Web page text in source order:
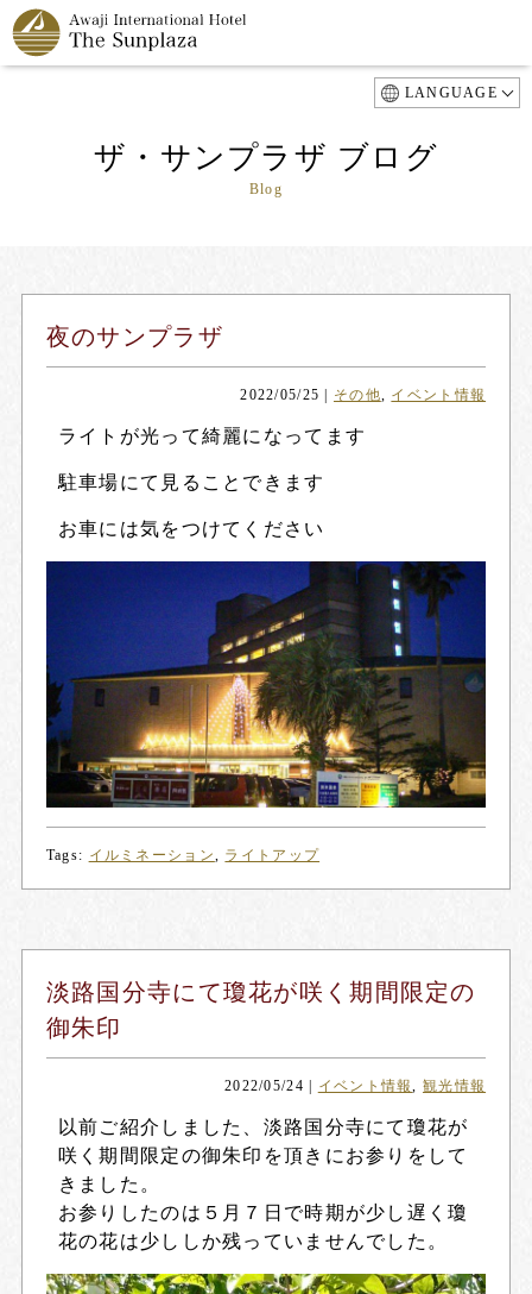
LANGUAGE
ザ・サンプラザ ブログ
Blog
夜のサンプラザ
2022/05/25 その他, イベント情報
ライトが光って綺麗になってます
駐車場にて見ることできます
お車には気をつけてください
Tags: イルミネーション, ライトアップ
淡路国分寺にて瓊花が咲く期間限定の
御朱印
2022/05/24 イベント情報, 観光情報
以前ご紹介しました、淡路国分寺にて瓊花が
咲く期間限定の御朱印を頂きにお参りをして
きました。
お参りしたのは５月７日で時期が少し遅く瓊
花の花は少ししか残っていませんでした。